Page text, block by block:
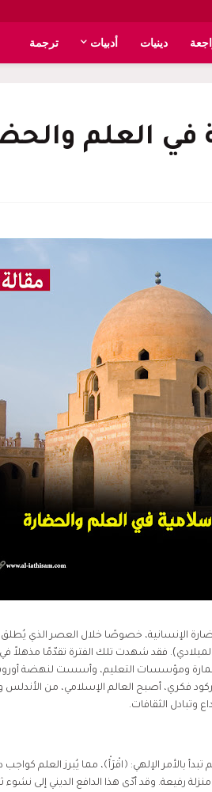
دينيات أدبيات ترجمة
في العلم
الإنسانية، خصوصًا خلال العصر الذي يُطلق
الميلادي). فقد شهدت تلك الفترة تقدّمًا مذهلاً
ومؤسسات التعليم، وأسست لنهضة
فكري، أصبح العالم الإسلامي، من الأندلس
وتبادل الثقافات.
تبدأ بالأمر الإلهي: ﴿اقْرَأْ﴾، مما يُبرز العلم
وقد أدّى هذا الدافع الديني إلى نشوء